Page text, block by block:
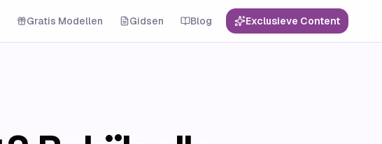
Gratis Modellen Gidsen Blog Exclusieve Content